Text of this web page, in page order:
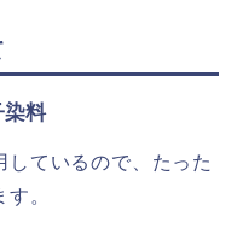
染料
ているので、たった
。